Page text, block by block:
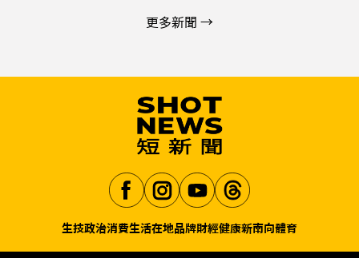
更多新聞 →
Aa
生技政治消費生活在地品牌財經健康新南向體育